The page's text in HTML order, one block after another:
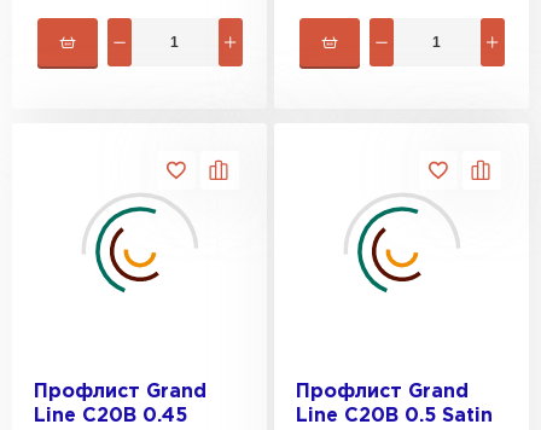
Профлист Grand
Line C20В 0.45
Профлист Grand
Line C20В 0.5 Satin